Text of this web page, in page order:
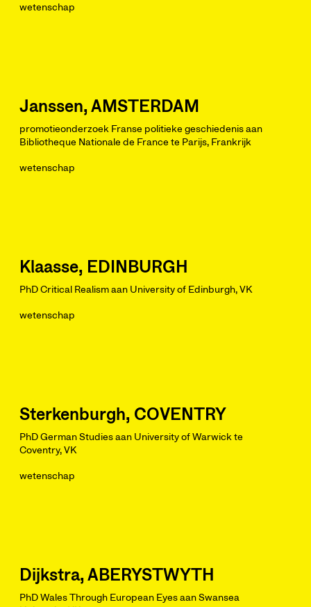
wetenschap
Janssen, AMSTERDAM
promotieonderzoek Franse politieke geschiedenis aan
Bibliotheque Nationale de France te Parijs, Frankrijk
wetenschap
Klaasse, EDINBURGH
PhD Critical Realism aan University of Edinburgh, VK
wetenschap
Sterkenburgh, COVENTRY
PhD German Studies aan University of Warwick te
Coventry, VK
wetenschap
Dijkstra, ABERYSTWYTH
PhD Wales Through European Eyes aan Swansea